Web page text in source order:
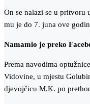
On se nalazi se u pritvoru
mu je do 7. juna ove
Namamio je preko
Prema navodima
Vidovine, u mjestu
djevojčicu M.K. po